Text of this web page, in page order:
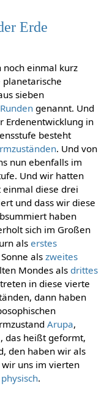
Erde
noch einmal kurz
sieben
Rundengenannt. Und
Erdenentwicklung in
besteht
. Und von
nun ebenfalls im
Und wir hatten
einmal diese drei
und dass wir diese
haben
sich im Großen
als erstes
alszweites
Mondes als drittes
in diese vierte
dann haben
Arupa,
, das heißt geformt,
den haben wir als
uns im vierten
physisch.